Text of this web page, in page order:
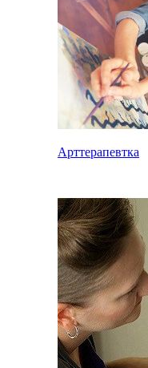
Арттерапевтка